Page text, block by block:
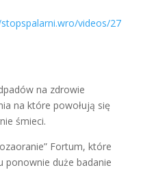
videos/27
na zdrowie
na które powołują się
śmieci.
Fortum, które
ponownie duże badanie